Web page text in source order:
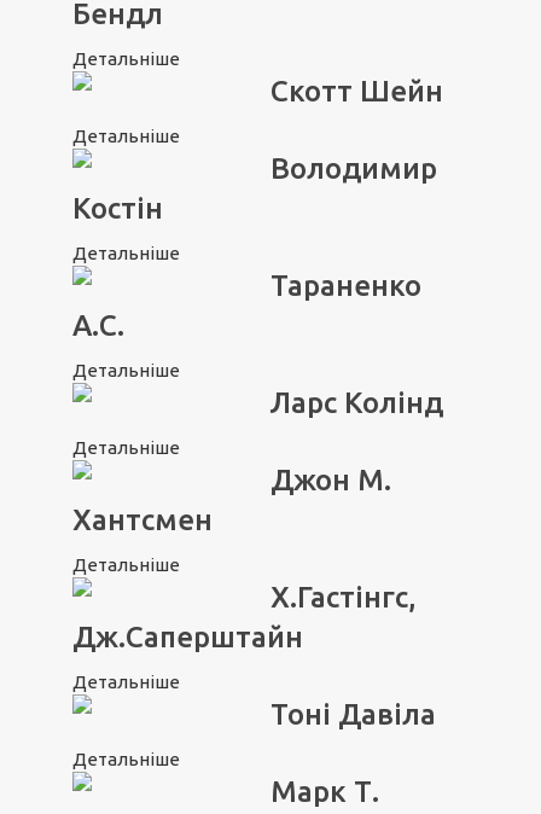
Бендл
Детальніше
Скотт Шейн
Детальніше
Володимир
Костін
Детальніше
Тараненко
А.С.
Детальніше
Ларс Колінд
Детальніше
Джон М.
Хантсмен
Детальніше
Х.Гастінгс,
Дж.Саперштайн
Детальніше
Тоні Давіла
Детальніше
Марк Т.